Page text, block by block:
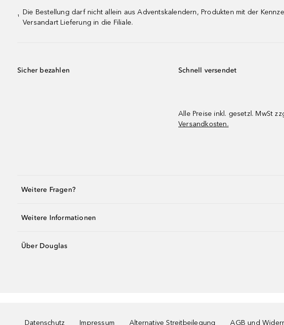
¹
Die Bestellung darf nicht allein aus Adventskalendern, Produkten mit der
Versandart Lieferung in die Filiale.
Sicher bezahlen Schnell versendet
Alle Preise inkl. gesetzl. MwSt
Versandkosten.
Weitere Fragen?
Weitere Informationen
Über Douglas
Datenschutz Impressum Alternative Streitbeilegung
AGB und